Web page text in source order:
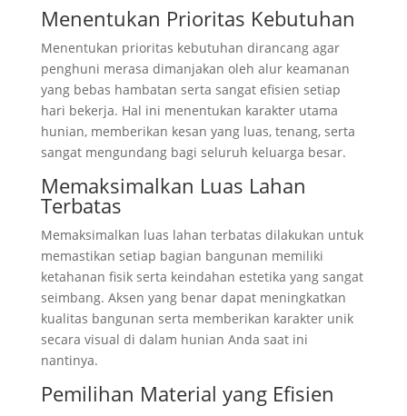
Menentukan Prioritas Kebutuhan
Menentukan prioritas kebutuhan dirancang agar
penghuni merasa dimanjakan oleh alur keamanan
yang bebas hambatan serta sangat efisien setiap
hari bekerja. Hal ini menentukan karakter utama
hunian, memberikan kesan yang luas, tenang, serta
sangat mengundang bagi seluruh keluarga besar.
Memaksimalkan Luas Lahan
Terbatas
Memaksimalkan luas lahan terbatas dilakukan untuk
memastikan setiap bagian bangunan memiliki
ketahanan fisik serta keindahan estetika yang sangat
seimbang. Aksen yang benar dapat meningkatkan
kualitas bangunan serta memberikan karakter unik
secara visual di dalam hunian Anda saat ini
nantinya.
Pemilihan Material yang Efisien